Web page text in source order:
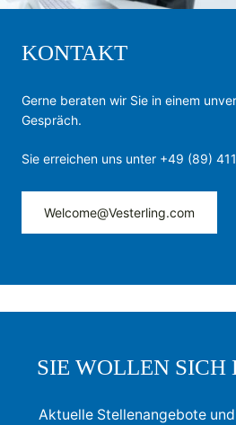
KONTAKT
Gerne beraten wir Sie in einem
Gespräch.
Sie erreichen uns unter +49 (89)
Welcome@Vesterling.com
SIE WOLLEN SICH
Aktuelle Stellenangebote